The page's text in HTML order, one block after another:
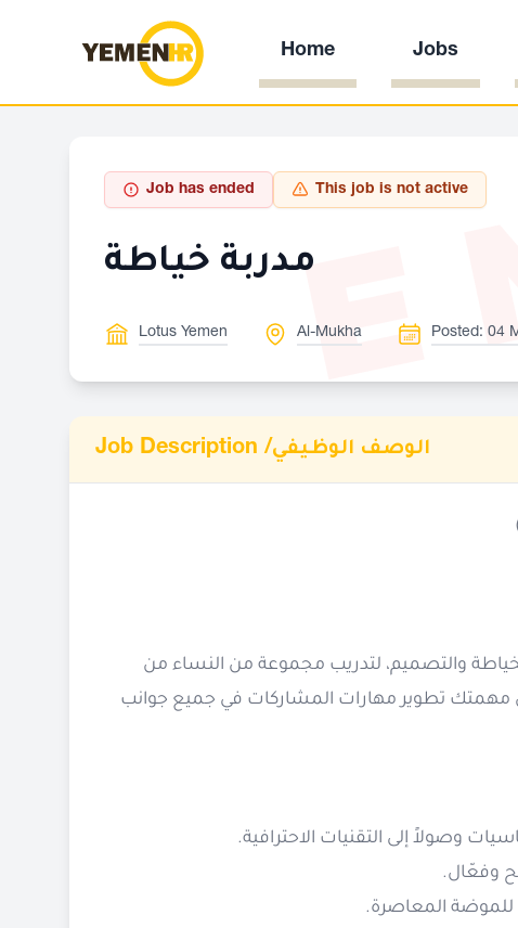
Home Jobs
Job has ended This job is not active
مدربة خياطة
Lotus Yemen Al-Mukha Posted: 04
Job Description /الوصف الوظيفي
والتصميم، لتدريب مجموعة من النساء من
مهمتك تطوير مهارات المشاركات في جميع جوانب
وصولاً إلى التقنيات الاحترافية.
وفعّال.
المعاصرة.